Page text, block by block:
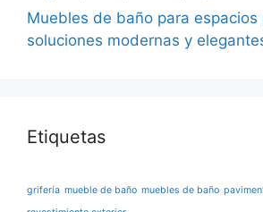
Muebles de baño para espacios
soluciones modernas y
Etiquetas
grifería mueble de baño muebles de baño